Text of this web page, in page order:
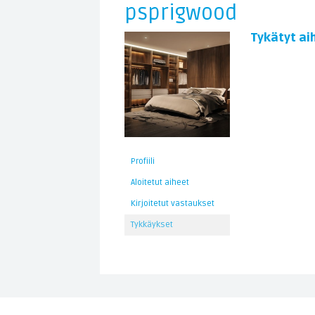
psprigwood
Profiili
Aloitetut aiheet
Kirjoitetut vastaukset
Tykkäykset
Tykätyt